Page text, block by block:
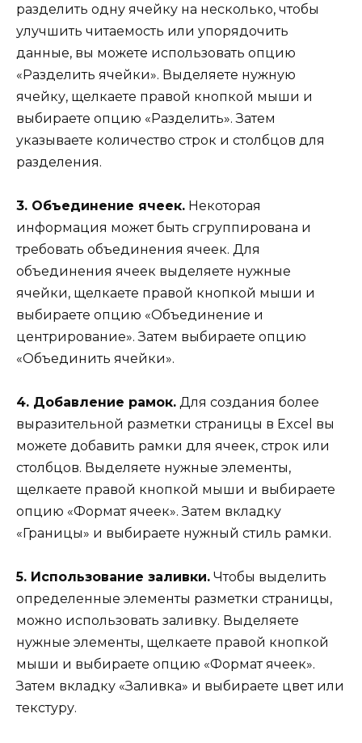
разделить одну ячейку на несколько, чтобы
улучшить читаемость или упорядочить
данные, вы можете использовать опцию
«Разделить ячейки». Выделяете нужную
ячейку, щелкаете правой кнопкой мыши и
выбираете опцию «Разделить». Затем
указываете количество строк и столбцов для
разделения.
3. Объединение ячеек. Некоторая
информация может быть сгруппирована и
требовать объединения ячеек. Для
объединения ячеек выделяете нужные
ячейки, щелкаете правой кнопкой мыши и
выбираете опцию «Объединение и
центрирование». Затем выбираете опцию
«Объединить ячейки».
4. Добавление рамок. Для создания более
выразительной разметки страницы в Excel вы
можете добавить рамки для ячеек, строк или
столбцов. Выделяете нужные элементы,
щелкаете правой кнопкой мыши и выбираете
опцию «Формат ячеек». Затем вкладку
«Границы» и выбираете нужный стиль рамки.
5. Использование заливки. Чтобы выделить
определенные элементы разметки страницы,
можно использовать заливку. Выделяете
нужные элементы, щелкаете правой кнопкой
мыши и выбираете опцию «Формат ячеек».
Затем вкладку «Заливка» и выбираете цвет или
текстуру.